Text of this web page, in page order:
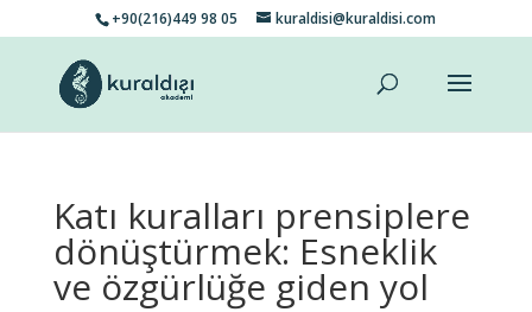
+90(216)449 98 05 kuraldisi@kuraldisi.com
Katı kuralları prensiplere
dönüştürmek: Esneklik
ve özgürlüğe giden yol